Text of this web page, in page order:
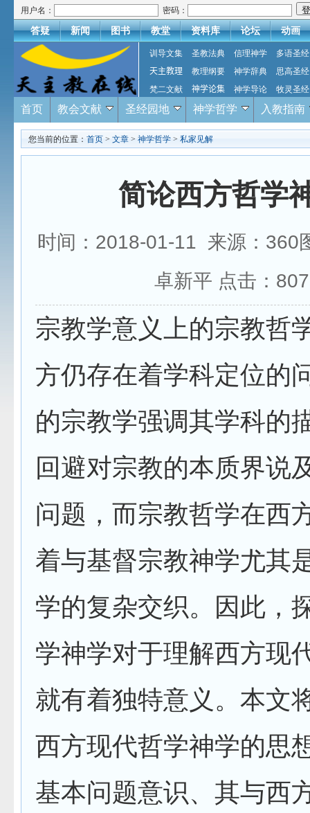
用户名： 密码：
答疑 新闻 图书 教堂 资料库 论坛 动画
训导文集 圣教法典 信理神学
多语圣经
天主教理
教理纲要 神学辞典
思高圣经
梵二文献
神学论集 神学导论 牧灵圣经
首页 教会文献 圣经园地 神学哲学 入教指南
您当前的位置： 首页 > 文章 > 神学哲学 > 私家见解
简论西方哲学
时间：2018-01-11 来源：360
卓新平 点击： 807
宗教学意义上的宗教哲
方仍存在着学科定位的
的宗教学强调其学科的
回避对宗教的本质界说
问题，而宗教哲学在西
着与基督宗教神学尤其
学的复杂交织。因此，
学神学对于理解西方现
就有着独特意义。本文
西方现代哲学神学的思
基本问题意识、其与西